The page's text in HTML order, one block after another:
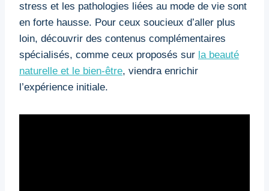
stress et les pathologies liées au mode de vie sont
en forte hausse. Pour ceux soucieux d’aller plus
loin, découvrir des contenus complémentaires
spécialisés, comme ceux proposés sur la beauté
naturelle et le bien-être, viendra enrichir
l’expérience initiale.